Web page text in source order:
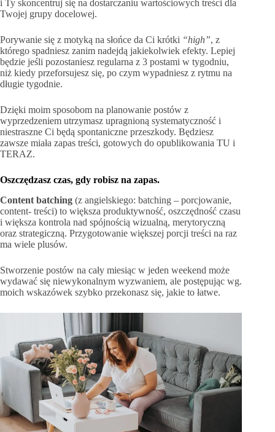
i Ty skoncentruj się na dostarczaniu wartościowych treści dla
Twojej grupy docelowej.
Porywanie się z motyką na słońce da Ci krótki “high”, z
którego spadniesz zanim nadejdą jakiekolwiek efekty. Lepiej
będzie jeśli pozostaniesz regularna z 3 postami w tygodniu,
niż kiedy przeforsujesz się, po czym wypadniesz z rytmu na
długie tygodnie.
Dzięki moim sposobom na planowanie postów z
wyprzedzeniem utrzymasz upragnioną systematyczność i
niestraszne Ci będą spontaniczne przeszkody. Będziesz
zawsze miała zapas treści, gotowych do opublikowania TU i
TERAZ.
Oszczędzasz czas, gdy robisz na zapas.
Content batching (z angielskiego: batching – porcjowanie,
content- treści) to większa produktywność, oszczędność czasu
i większa kontrola nad spójnością wizualną, merytoryczną
oraz strategiczną. Przygotowanie większej porcji treści na raz
ma wiele plusów.
Stworzenie postów na cały miesiąc w jeden weekend może
wydawać się niewykonalnym wyzwaniem, ale postępując wg.
moich wskazówek szybko przekonasz się, jakie to łatwe.